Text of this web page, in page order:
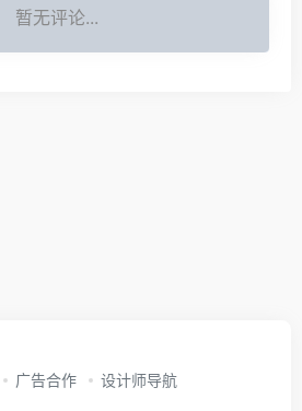
暂无评论...
广告合作 设计师导航